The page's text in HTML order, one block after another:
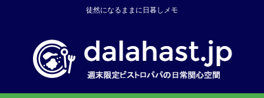
徒然になるままに日暮しメモ